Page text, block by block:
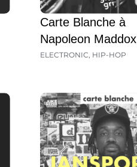
Carte Blanche à
Napoleon Maddox
ELECTRONIC HIP-HOP